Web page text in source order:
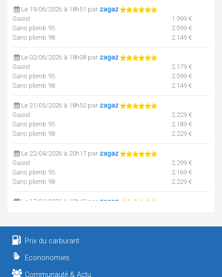
Le 19/06/2026 à 18h51 par zagaz
Gasoil
1.999 €
Sans plomb 95
2.099 €
Sans plomb 98
2.149 €
Le 02/06/2026 à 18h08 par zagaz
Gasoil
2.179 €
Sans plomb 95
2.099 €
Sans plomb 98
2.149 €
Le 21/05/2026 à 18h50 par zagaz
Gasoil
2.229 €
Sans plomb 95
2.189 €
Sans plomb 98
2.229 €
Le 22/04/2026 à 20h17 par zagaz
Gasoil
2.299 €
Sans plomb 95
2.169 €
Sans plomb 98
2.229 €
Le 17/04/2026 à 18h49 par zagaz
Sans plomb 95
Prix du carburant
Econonomies
Communauté & Actu